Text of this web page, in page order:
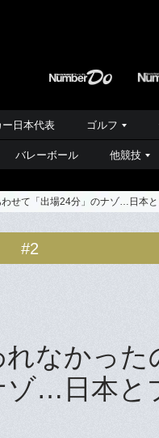
ー日本代表 ゴルフ
バレーボール 他競技
せて「出場24分」のナゾ…日本
#2
なかった
ゾ…日本と